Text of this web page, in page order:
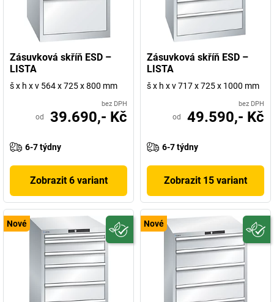
Zásuvková skříň ESD –
LISTA
š x h x v 564 x 725 x 800 mm
bez DPH
od 39.690,- Kč
6-7 týdny
Zobrazit 6 variant
Zásuvková skříň ESD –
LISTA
š x h x v 717 x 725 x 1000 mm
bez DPH
od 49.590,- Kč
6-7 týdny
Zobrazit 15 variant
Nové Nové